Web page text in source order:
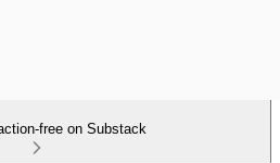
free on Substack